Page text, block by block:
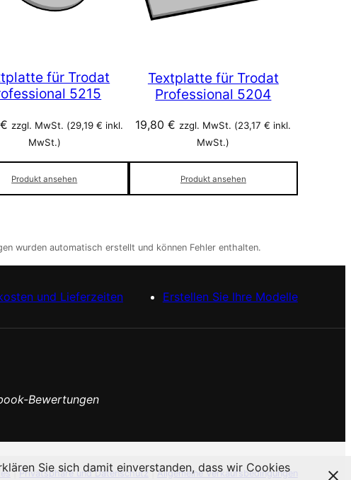
für Trodat
5215
€ zzgl. MwSt. (29,19 € inkl.
MwSt.)
Produkt ansehen
Textplatte für Trodat
Professional 5204
19,80€ zzgl. MwSt. (23,17€ inkl.
MwSt.)
Produkt ansehen
wurden automatisch erstellt und können Fehler enthalten.
und Lieferzeiten Erstellen Sie Ihre Modelle
Bewertungen
|Privatsphäre und Datenschutz |Allgemeine Verkaufsbedingungen
Sie sich damit einverstanden, dass wir Cookies